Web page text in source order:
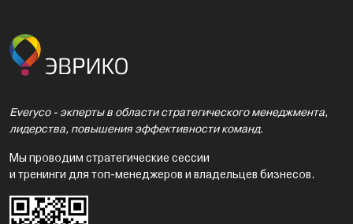
Everyco - экперты в области стратегического менеджмента,
лидерства, повышения эффективности команд.
Мы проводим стратегические сессии
и тренинги для топ-менеджеров и владельцев бизнесов.